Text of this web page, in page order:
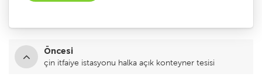
Öncesi
çin itfaiye istasyonu halka açık konteyner tesisi